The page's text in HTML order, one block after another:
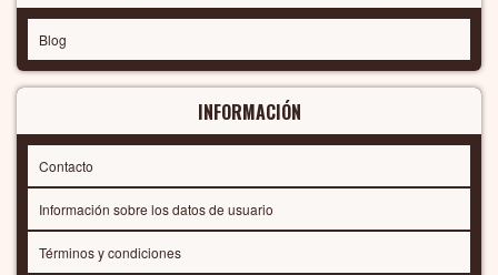
Blog
INFORMACIÓN
Contacto
Información sobre los datos de usuario
Términos y condiciones